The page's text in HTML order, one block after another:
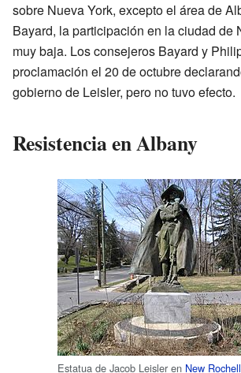
sobre Nueva York, excepto el área de
Bayard, la participación en la ciudad de
muy baja. Los consejeros Bayard y
proclamación el 20 de octubre
gobierno de Leisler, pero no tuvo efecto.
Resistencia en Albany
Estatua de Jacob Leisler en New